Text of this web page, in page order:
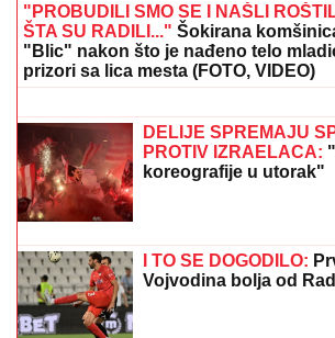
"POSVETA BIVŠOJ
SVOJE ŽIVOTE
Zbog veze sa 15
na stubu srama, a sada
se u luksuzu